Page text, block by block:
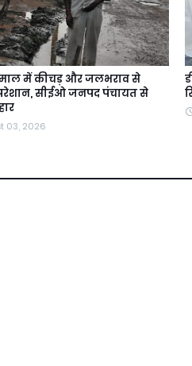
में कीचड़ और जलभराव से
सीईओ जनपद पंचायत से
03, 2026